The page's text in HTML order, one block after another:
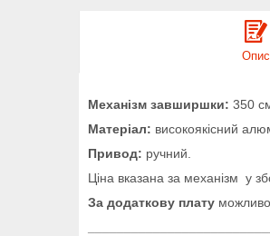
Опис
Механізм завширшки: 350
Матеріал: високоякісний
Привод: ручний.
Ціна вказана за механізм у
За додаткову плату